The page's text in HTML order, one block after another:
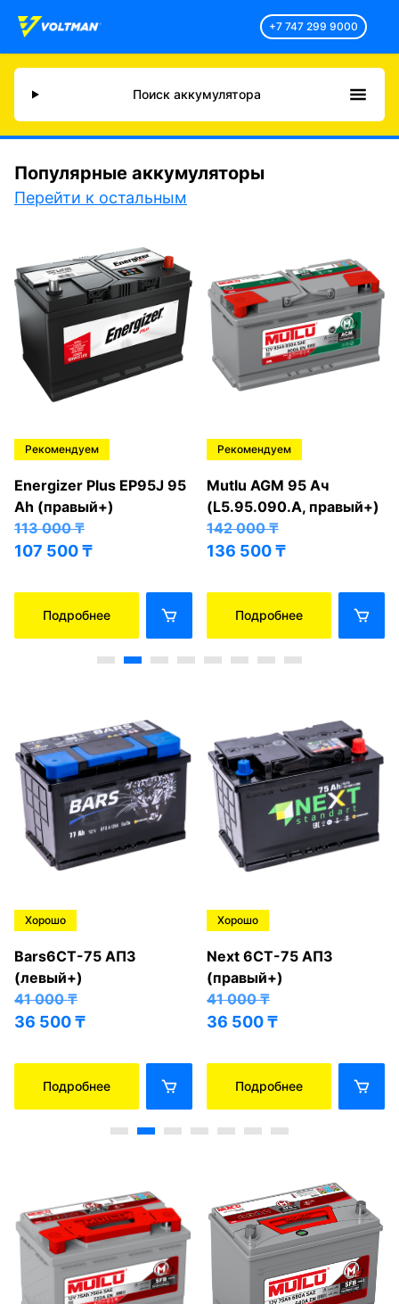
+7 747 299 9000
Поиск аккумулятора
Популярные аккумуляторы
Перейти к остальным
Рекомендуем
Energizer Plus EP95J 95
Ah (правый+)
113 000₸
107 500₸
Подробнее
Рекомендуем
Mutlu AGM 95 Ач
(L5.95.090.A, правый+)
142 000₸
136 500₸
Подробнее
Хорошо
Bars6СТ-75 АПЗ
(левый+)
41 000₸
36 500₸
Подробнее
Хорошо
Next 6СТ-75 АПЗ
(правый+)
41 000₸
36 500₸
Подробнее